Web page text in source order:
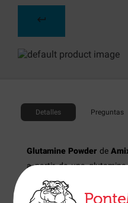
Detalles Preguntas
Glutamine Powder de
a partir de una
calidad farmacéutica.
procesos de formación